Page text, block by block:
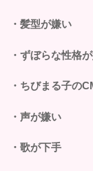
・髪型が嫌い
・ずぼらな性格
・ちびまる子の
・声が嫌い
・歌が下手